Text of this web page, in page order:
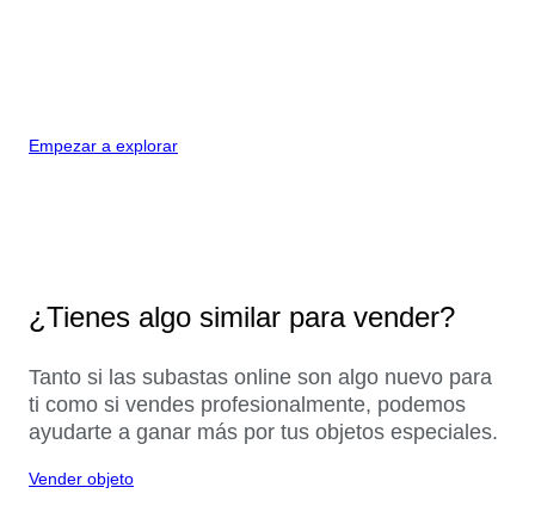
Empezar a explorar
¿Tienes algo similar para vender?
Tanto si las subastas online son algo nuevo para
ti como si vendes profesionalmente, podemos
ayudarte a ganar más por tus objetos especiales.
Vender objeto